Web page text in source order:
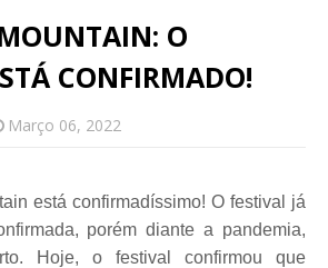
O
CONFIRMADO!
Março 06, 2022
está confirmadíssimo! O festival já
porém diante a pandemia,
Hoje, o festival confirmou que